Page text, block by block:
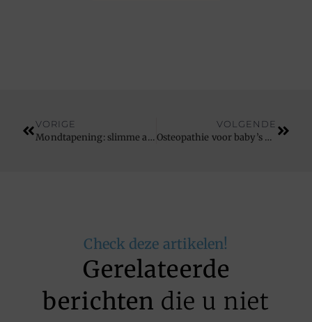
VORIGE
Mondtapening: slimme ademhalingstechniek of risicovolle trend?
VOLGENDE
Osteopathie voor baby’s en jonge kinderen: wanneer en waarom?
Check deze artikelen!
Gerelateerde
berichten die u niet